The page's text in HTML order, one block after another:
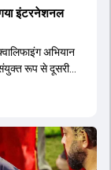
इंटरनेशनल
अभियान
रूप से दूसरी